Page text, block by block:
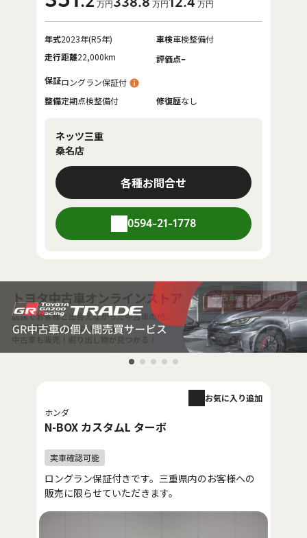
万円 万円 万円
年式2023年(R5年) 車検車検整備付
走行距離22,000km 評価点-
保証ロングラン保証付
整備定期点検整備付 修復歴なし
ネッツ三重
桑名店
各種お問合せ
0594-21-1778
ホンダ
N-BOX カスタムL ターボ
お気に入り追加
ロングラン保証付きです。三重県内のお客様への
販売に限らせていただきます。